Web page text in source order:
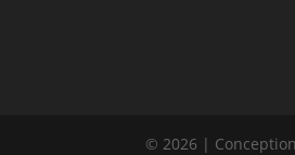
© 2026 |